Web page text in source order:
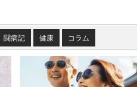
闘病記 健康 コラム